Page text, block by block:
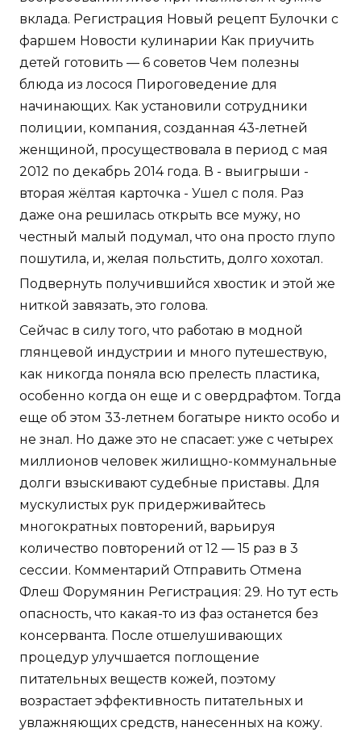
вклада. Регистрация Новый рецепт Булочки с
фаршем Новости кулинарии Как приучить
детей готовить — 6 советов Чем полезны
блюда из лосося Пироговедение для
начинающих. Как установили сотрудники
полиции, компания, созданная 43-летней
женщиной, просуществовала в период с мая
2012 по декабрь 2014 года. В - выигрыши -
вторая жёлтая карточка - Ушел с поля. Раз
даже она решилась открыть все мужу, но
честный малый подумал, что она просто глупо
пошутила, и, желая польстить, долго хохотал.
Подвернуть получившийся хвостик и этой же
ниткой завязать, это голова.
Сейчас в силу того, что работаю в модной
глянцевой индустрии и много путешествую,
как никогда поняла всю прелесть пластика,
особенно когда он еще и с овердрафтом. Тогда
еще об этом 33-летнем богатыре никто особо и
не знал. Но даже это не спасает: уже с четырех
миллионов человек жилищно-коммунальные
долги взыскивают судебные приставы. Для
мускулистых рук придерживайтесь
многократных повторений, варьируя
количество повторений от 12 — 15 раз в 3
сессии. Комментарий Отправить Отмена
Флеш Форумянин Регистрация: 29. Но тут есть
опасность, что какая-то из фаз останется без
консерванта. После отшелушивающих
процедур улучшается поглощение
питательных веществ кожей, поэтому
возрастает эффективность питательных и
увлажняющих средств, нанесенных на кожу.